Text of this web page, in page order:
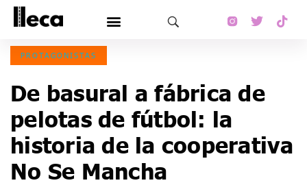
PROTAGONISTAS
De basural a fábrica de
pelotas de fútbol: la
historia de la cooperativa
No Se Mancha